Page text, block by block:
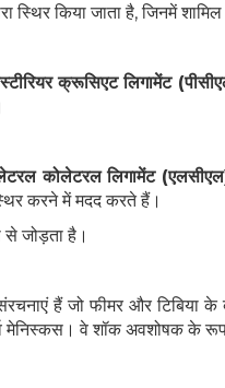
स्थिर किया जाता है, जिनमें
क्रूसिएट लिगामेंट
कोलेटरल लिगामेंट
करने में मदद करते हैं।
से जोड़ता है।
हैं जो फीमर और टिबिया
मेनिस्कस। वे शॉक अवशोषक के